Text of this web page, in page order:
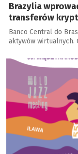
Brazylia
transferów
Banco Central do
aktywów wirtualnych.
a